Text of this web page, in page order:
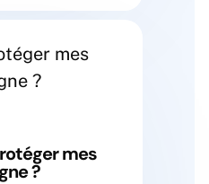
mes
?
mes
?